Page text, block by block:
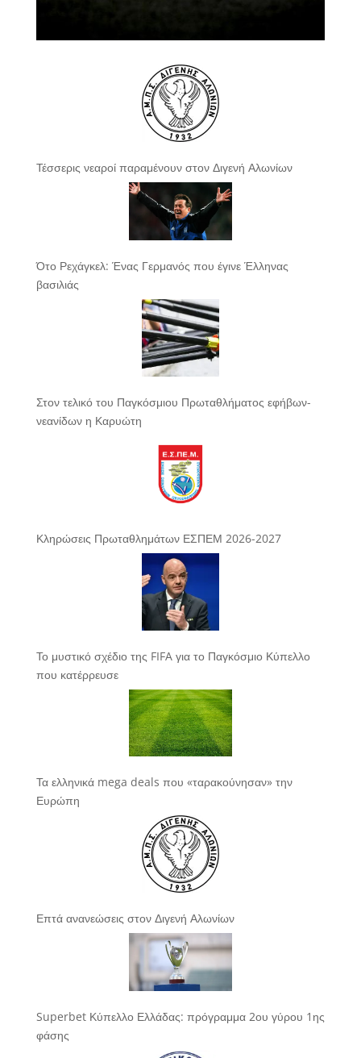
Τέσσερις νεαροί παραμένουν στον Διγενή Αλωνίων
Ότο Ρεχάγκελ: Ένας Γερμανός που έγινε Έλληνας
βασιλιάς
Στον τελικό του Παγκόσμιου Πρωταθλήματος εφήβων-
νεανίδων η Καρυώτη
Κληρώσεις Πρωταθλημάτων ΕΣΠΕΜ 2026-2027
Το μυστικό σχέδιο της FIFA για το Παγκόσμιο Κύπελλο
που κατέρρευσε
Τα ελληνικά mega deals που «ταρακούνησαν» την
Ευρώπη
Επτά ανανεώσεις στον Διγενή Αλωνίων
Superbet Κύπελλο Ελλάδας: πρόγραμμα 2ου γύρου 1ης
φάσης